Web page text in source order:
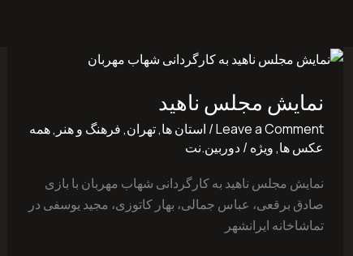
نمایش مجلس ناهید
Leave a Comment
/ استان ها,تهران,فرهنگ و هنر ,همه
عکس ها,ویژه/دوربین.نت
نمایش مجلس ناهید به کارگردانی شهاب مهربان با بازی
صادق ‌برقعی، عباس ‌جمالی، بهار ‌کاتوزی، مجید ‌یوسفی در
تماشاخانه ایرانشهر
نمایش
ناهید